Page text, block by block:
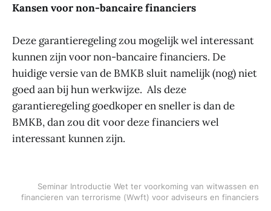
Kansen voor non-bancaire financiers
Deze garantieregeling zou mogelijk wel interessant
kunnen zijn voor non-bancaire financiers. De
huidige versie van de BMKB sluit namelijk (nog) niet
goed aan bij hun werkwijze. Als deze
garantieregeling goedkoper en sneller is dan de
BMKB, dan zou dit voor deze financiers wel
interessant kunnen zijn.
Seminar Introductie Wet ter voorkoming van witwassen en
financieren van terrorisme (Wwft) voor adviseurs en financiers